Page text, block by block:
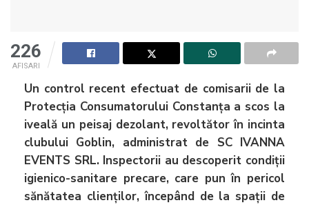
226
AFISARI
Un control recent efectuat de comisarii de la
Protecția Consumatorului Constanța a scos la
iveală un peisaj dezolant, revoltător în incinta
clubului Goblin, administrat de SC IVANNA
EVENTS SRL. Inspectorii au descoperit condiții
igienico-sanitare precare, care pun în pericol
sănătatea clienților, începând de la spații de